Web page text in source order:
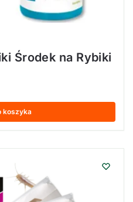
Środek na Rybiki
koszyka